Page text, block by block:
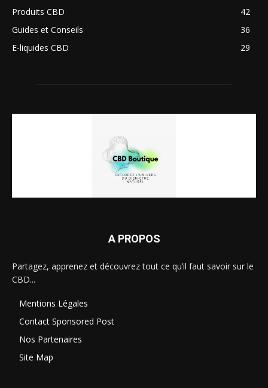
Produits CBD
42
Guides et Conseils
36
E-liquides CBD
29
A PROPOS
Partagez, apprenez et découvrez tout ce qu’il faut savoir sur le
CBD...
Mentions Légales
Contact Sponsored Post
Nos Partenaires
Site Map